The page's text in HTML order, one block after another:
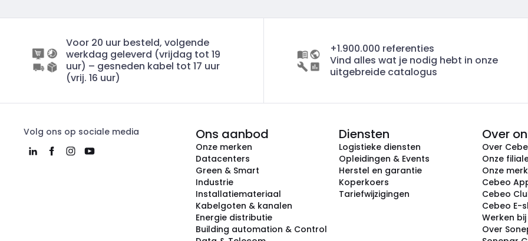
Voor 20 uur besteld, volgende
werkdag geleverd (vrijdag tot 19
uur) – gesneden kabel tot 17 uur
(vrij. 16 uur)
+1.900.000 referenties
Vind alles wat je nodig hebt in onze
uitgebreide catalogus
Volg ons op sociale media Ons aanbod
Onze merken
Datacenters
Green & Smart
Industrie
Installatiemateriaal
Kabelgoten & kanalen
Energie distributie
Building automation & Control
Diensten
Logistieke diensten
Opleidingen & Events
Herstel en garantie
Koperkoers
Tariefwijzigingen
Over
Over
Onze
Onze
Cebeo
Cebeo
Cebeo E-
Werken
Over